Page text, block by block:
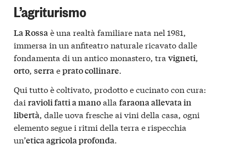
L’agriturismo
La Rossaè una realtà familiare nata nel 1981,
immersa in un anfiteatro naturale ricavato dalle
fondamenta di un antico monastero, tra vigneti,
orto, serraeprato collinare.
Qui tutto è coltivato, prodotto e cucinato con cura:
dai ravioli fatti a manoalla faraona allevata in
libertà, dalle uova fresche ai vini della casa, ogni
elemento segue i ritmi della terra e rispecchia
un’etica agricola profonda.